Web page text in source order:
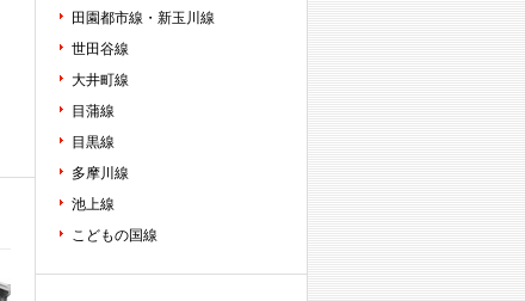
田園都市線・新玉川線
世田谷線
大井町線
目蒲線
目黒線
多摩川線
池上線
こどもの国線